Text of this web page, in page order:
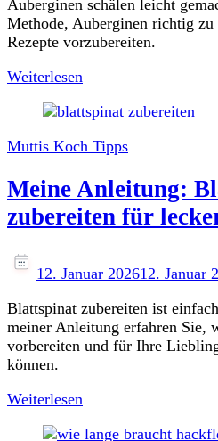
Auberginen schälen leicht
Methode, Auberginen richtig
Rezepte vorzubereiten.
Weiterlesen
Muttis Koch Tipps
Meine Anleitung:
zubereiten für
12. Januar 202612. Januar
Blattspinat zubereiten ist
meiner Anleitung erfahren Sie,
vorbereiten und für Ihre
können.
Weiterlesen